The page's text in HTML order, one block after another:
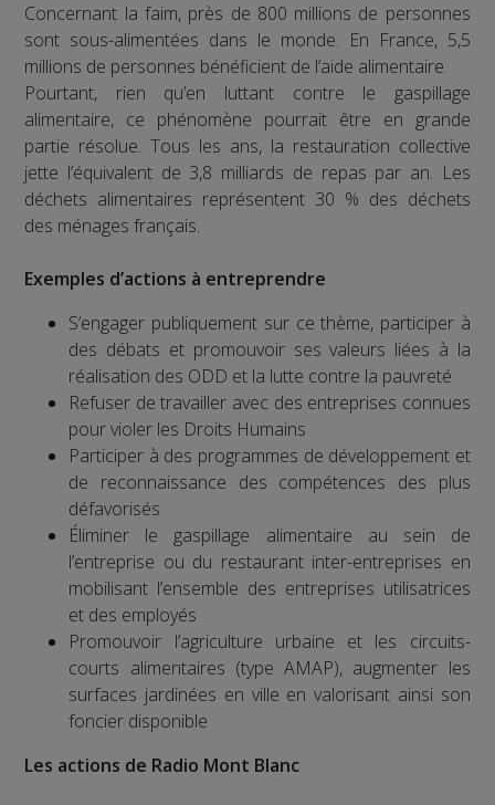
Concernant la faim, près de 800 millions de personnes
sont sous-alimentées dans le monde. En France, 5,5
millions de personnes bénéficient de l’aide alimentaire.
Pourtant, rien qu’en luttant contre le gaspillage
alimentaire, ce phénomène pourrait être en grande
partie résolue. Tous les ans, la restauration collective
jette l’équivalent de 3,8 milliards de repas par an. Les
déchets alimentaires représentent 30 % des déchets
des ménages français.
Exemples d’actions à entreprendre
S’engager publiquement sur ce thème, participer à
des débats et promouvoir ses valeurs liées à la
réalisation des ODD et la lutte contre la pauvreté
Refuser de travailler avec des entreprises connues
pour violer les Droits Humains
Participer à des programmes de développement et
de reconnaissance des compétences des plus
défavorisés
Éliminer le gaspillage alimentaire au sein de
l’entreprise ou du restaurant inter-entreprises en
mobilisant l’ensemble des entreprises utilisatrices
et des employés
Promouvoir l’agriculture urbaine et les circuits-
courts alimentaires (type AMAP), augmenter les
surfaces jardinées en ville en valorisant ainsi son
foncier disponible
Les actions de Radio Mont Blanc